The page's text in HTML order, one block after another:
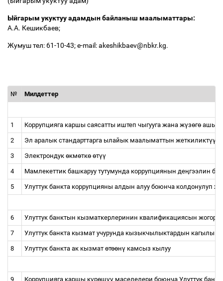
Ыйгарым укуктуу адамдынбайланыш маалыматтары:
А.А. Кешикбаев;
Жумуш тел: 61-10-43; e-mail: akeshikbaev@nbkr.kg.
№ Милдеттер
1 Коррупцияга каршы саясатты иштеп чыгууга жана жүзөгө
2 Эл аралык стандарттарга ылайык маалыматтын жеткиликтүү
3 Электрондук өкмөткө өтүү
4 Мамлекеттик башкаруу тутумунда коррупциянын деңгээлин бил
5 Улуттук банкта коррупцияны алдын алуу боюнча колдонулуп
6 Улуттук банктын кызматкерлеринин квалификациясын
7 Улуттук банкта кызмат учурунда кызыкчылыктардын
8 Улуттук банкта ак кызмат өтөөнү камсыз кылуу
9 Коррупцияга каршы күрөшүү маселелери боюнча Улуттук